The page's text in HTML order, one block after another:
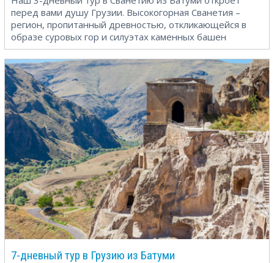
перед вами душу Грузии. Высокогорная Сванетия –
регион, пропитанный древностью, откликающейся в
образе суровых гор и силуэтах каменных башен
7-дневный тур в Грузию из Батуми